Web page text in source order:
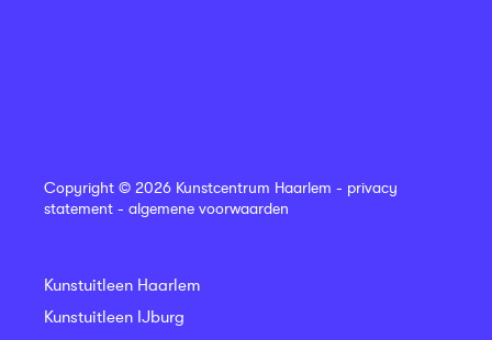
Copyright © 2026 Kunstcentrum Haarlem - privacy
statement - algemene voorwaarden
Kunstuitleen Haarlem
Kunstuitleen IJburg